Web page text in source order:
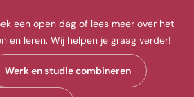
een open dag of lees meer over het
en leren. Wij helpen je graag verder!
Werk en studie combineren